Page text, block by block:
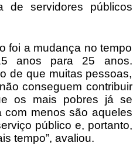
de servidores públicos
foi a mudança no tempo
anos para 25 anos.
de que muitas pessoas,
conseguem contribuir
os mais pobres já se
com menos são aqueles
público e, portanto,
tempo”, avaliou.